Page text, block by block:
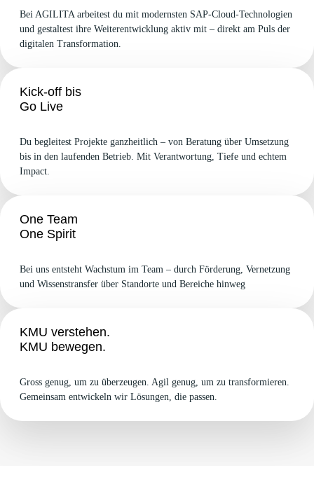
Bei AGILITA arbeitest du mit modernsten SAP-Cloud-Technologien
und gestaltest ihre Weiterentwicklung aktiv mit – direkt am Puls der
digitalen Transformation.
Kick-off bis
Go Live
Du begleitest Projekte ganzheitlich – von Beratung über Umsetzung
bis in den laufenden Betrieb. Mit Verantwortung, Tiefe und echtem
Impact.
One Team
One Spirit
Bei uns entsteht Wachstum im Team – durch Förderung, Vernetzung
und Wissenstransfer über Standorte und Bereiche hinweg
KMU verstehen.
KMU bewegen.
Gross genug, um zu überzeugen. Agil genug, um zu transformieren.
Gemeinsam entwickeln wir Lösungen, die passen.